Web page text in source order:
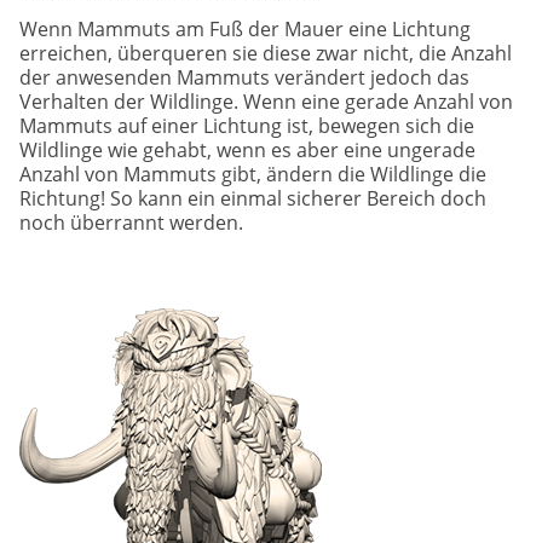
Wenn Mammuts am Fuß der Mauer eine Lichtung
erreichen, überqueren sie diese zwar nicht, die Anzahl
der anwesenden Mammuts verändert jedoch das
Verhalten der Wildlinge. Wenn eine gerade Anzahl von
Mammuts auf einer Lichtung ist, bewegen sich die
Wildlinge wie gehabt, wenn es aber eine ungerade
Anzahl von Mammuts gibt, ändern die Wildlinge die
Richtung! So kann ein einmal sicherer Bereich doch
noch überrannt werden.